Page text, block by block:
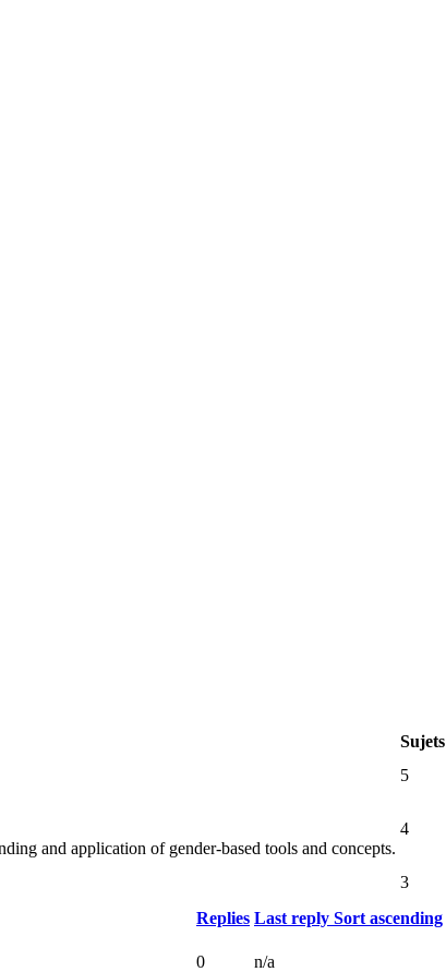
Sujets
5
and application of gender-based tools and concepts.
4
3
Replies Last reply Sort ascending
0 n/a